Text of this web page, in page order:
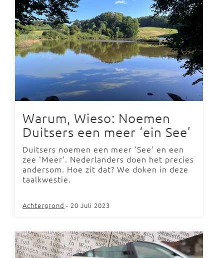
Warum, Wieso: Noemen
Duitsers een meer ‘ein See’
Duitsers noemen een meer 'See' en een
zee 'Meer'. Nederlanders doen het precies
andersom. Hoe zit dat? We doken in deze
taalkwestie.
Achtergrond - 20 Juli 2023